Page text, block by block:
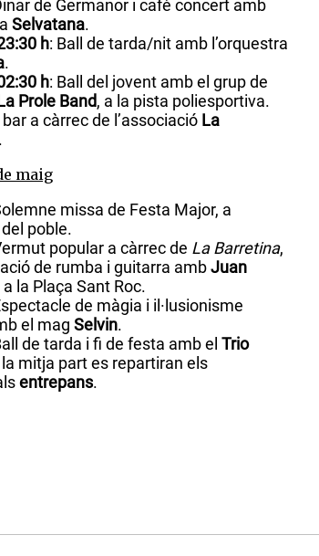
de Germanor i cafè concert amb
Selvatana.
h: Ball de tarda/nit amb l’orquestra
.
h: Ball del jovent amb el grup de
Prole Band, a la pista poliesportiva.
a càrrec de l’associació La
.
maig
missa de Festa Major, a
del poble.
popular a càrrec de La Barretina,
de rumba i guitarra ambJuan
a la Plaça Sant Roc.
de màgia i il·lusionisme
el magSelvin.
de tarda i fi de festa amb elTrio
la mitja part es repartiran els
entrepans.